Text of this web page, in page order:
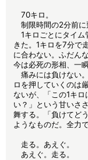
70キロ。
制限時間の2分前に
1キロごとにタイム
きた。1キロを7分で
に合わない。ふだん
今は必死の形相、一
痛みには負けない
ロを押していくのは
ないが、「この1キ
い？」という甘いさ
舞する。「負けてど
ようなものだ。全力
走る。あえぐ。
あえぐ。走る。